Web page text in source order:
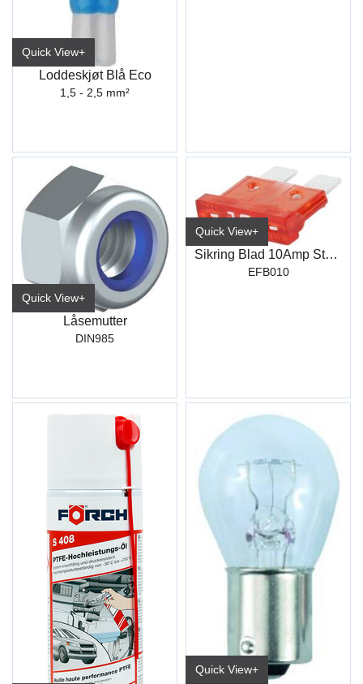
Quick View+
Loddeskjøt Blå Eco
1,5 - 2,5 mm²
Quick View+
Låsemutter
DIN985
Quick View+
Sikring Blad 10Amp Standard
EFB010
Quick View+